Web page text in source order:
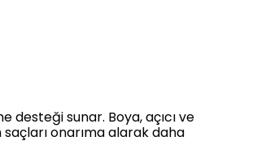
desteği sunar. Boya, açıcı ve
saçları onarıma alarak daha